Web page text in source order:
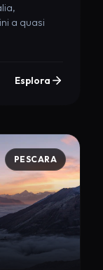
a quasi
Esplora
PESCARA